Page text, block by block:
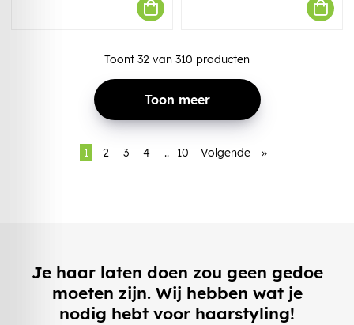
Toont 32 van 310 producten
Toon meer
1 2 3 4 .. 10 Volgende »
Je haar laten doen zou geen gedoe
moeten zijn. Wij hebben wat je
nodig hebt voor haarstyling!